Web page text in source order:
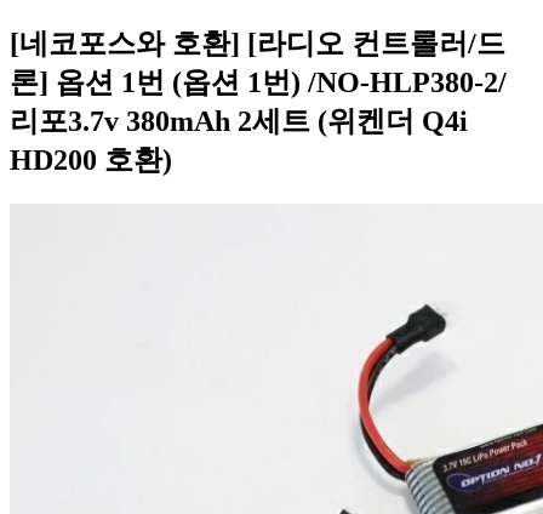
[네코포스와 호환] [라디오 컨트롤러/드
론] 옵션 1번 (옵션 1번) /NO-HLP380-2/
리포3.7v 380mAh 2세트 (위켄더 Q4i
HD200 호환)